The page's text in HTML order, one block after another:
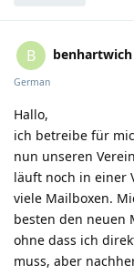
B benhartwich
German
Hallo,
ich betreibe für
nun unseren
läuft noch in einer
viele Mailboxen.
besten den neuen
ohne dass ich
muss, aber